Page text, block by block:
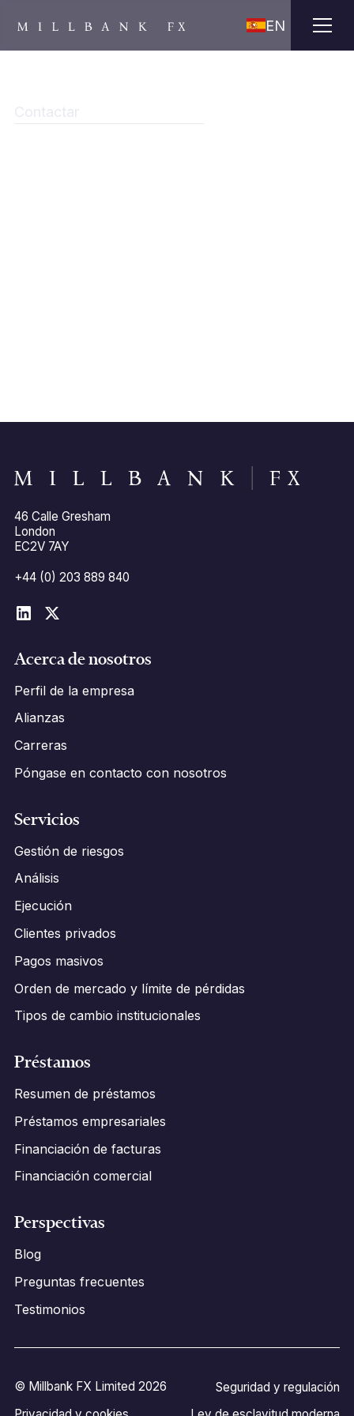
EN
46 Calle Gresham
London
EC2V 7AY
+44 (0) 203 889 840
Acerca de nosotros
Perfil de la empresa
Alianzas
Carreras
Póngase en contacto con nosotros
Servicios
Gestión de riesgos
Análisis
Ejecución
Clientes privados
Pagos masivos
Orden de mercado y límite de pérdidas
Tipos de cambio institucionales
Préstamos
Resumen de préstamos
Préstamos empresariales
Financiación de facturas
Financiación comercial
Perspectivas
Blog
Preguntas frecuentes
Testimonios
© Millbank FX Limited 2026
Seguridad y regulación